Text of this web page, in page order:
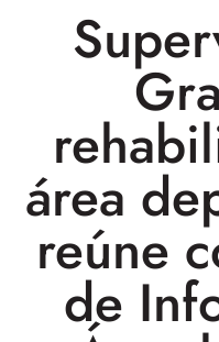
área
reúne
de